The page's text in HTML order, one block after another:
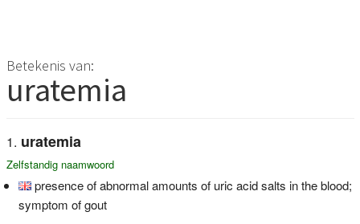
Betekenis van:
uratemia
uratemia
Zelfstandig naamwoord
presence of abnormal amounts of uric acid salts in the blood;
symptom of gout